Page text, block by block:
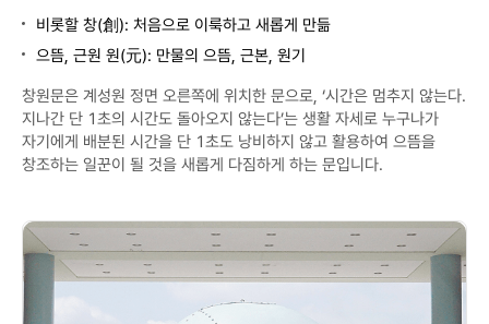
비롯할 창(創): 처음으로 이룩하고 새롭게 만듦
으뜸, 근원 원(元): 만물의 으뜸, 근본, 원기
창원문은 계성원 정면 오른쪽에 위치한 문으로, ‘시간은 멈추지 않는다.
지나간 단 1초의 시간도 돌아오지 않는다’는 생활 자세로 누구나가
자기에게 배분된 시간을 단 1초도 낭비하지 않고 활용하여 으뜸을
창조하는 일꾼이 될 것을 새롭게 다짐하게 하는 문입니다.